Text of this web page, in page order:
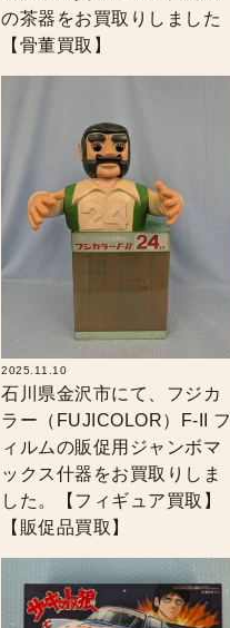
の茶器をお買取りしました
【骨董買取】
2025.11.10
石川県金沢市にて、フジカ
ラー（FUJICOLOR）F-II フ
ィルムの販促用ジャンボマ
ックス什器をお買取りしま
した。【フィギュア買取】
【販促品買取】